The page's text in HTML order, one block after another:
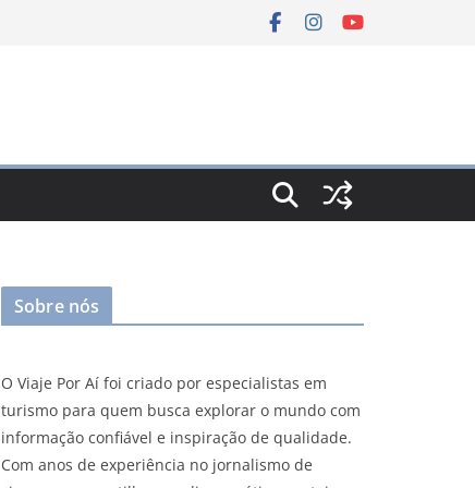
Sobre nós
O Viaje Por Aí foi criado por especialistas em
turismo para quem busca explorar o mundo com
informação confiável e inspiração de qualidade.
Com anos de experiência no jornalismo de